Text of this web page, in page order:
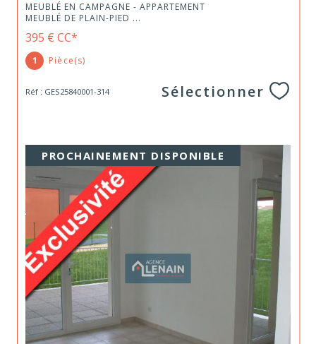
MEUBLÉ EN CAMPAGNE - APPARTEMENT
MEUBLÉ DE PLAIN-PIED ...
395 € CC*
1 Pièce(s)
Réf : GES25840001-314 Sélectionner
PROCHAINEMENT DISPONIBLE